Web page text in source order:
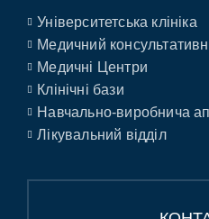
Університетська клініка
Медичний
Медичні Центри
Клінічні бази
Навчально-виробнича
Лікувальний відділ